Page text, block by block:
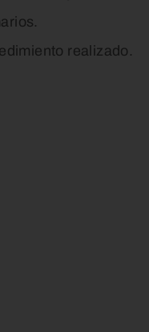
realizado.